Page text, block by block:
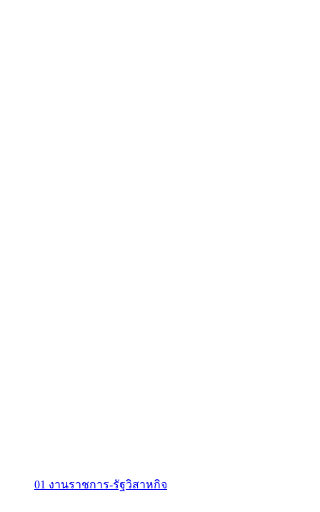
01 งานราชการ-รัฐวิสาหกิจ